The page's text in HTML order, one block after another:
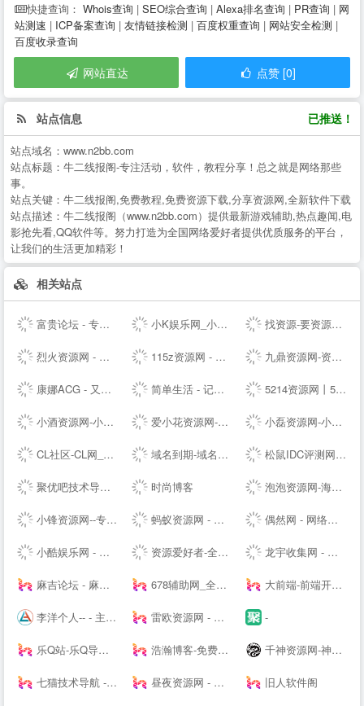
快捷查询： Whois查询 | SEO综合查询 | Alexa排名查询 | PR查询 | 网
站测速 | ICP备案查询 | 友情链接检测 | 百度权重查询 | 网站安全检测 |
百度收录查询
网站直达 点赞 [0]
站点信息 已推送！
站点域名： www.n2bb.com
站点标题： 牛二线报阁-专注活动，软件，教程分享！总之就是网络那些
事。
站点关键： 牛二线报阁,免费教程,免费资源下载,分享资源网,全新软件下载
站点描述： 牛二线报阁（www.n2bb.com）提供最新游戏辅助,热点趣闻,电
影抢先看,QQ软件等。努力打造为全国网络爱好者提供优质服务的平台，
让我们的生活更加精彩！
相关站点
富贵论坛 - 专业的虚拟物品交易论坛，QQ号，YY号，手机号，邮箱，游戏帐号交易 - FGBBS.NET 小K娱乐网_小K网-QQ活动_资源分享-源码基地-网赚项目-安卓绿色软件基地 找资源-要资源就上找资源|专业提供,免费资源,活动资源,源码资源,励志打造全网最好最全的资源大全 -
烈火资源网 - 实用并且丰富的资源大全 115z资源网 - 专注网络资源快速下载 九鼎资源网-资源分享-源码基地-综合优质网络资源收集分享
康娜ACG - 又一个二次元聚集站点 简单生活 - 记录大熊和小婷生活点滴的夫妻-- 5214资源网丨5214辅助网丨5214商铺丨游戏辅助网丨辅助网
小酒资源网-小酒专业分享技术术教程 爱小花资源网-免费分享好资源-小花资源网-应有尽有！ 小磊资源网-小磊技术网_软件库_爱收集分享各种破解软件。
CL社区-CL网_专注于全网-挂机项目-免费项目-赚钱项目-游戏搬砖项目-活动线报-源码基地-副业-活动-软件-教程-致力于全网付费项目揭秘分享 域名到期-域名续费提醒 松鼠IDC评测网-服务器_云服务器_主机_优惠_促销_测评
聚优吧技术导航 - 汇聚国内优质资源技术教程网站 时尚博客 泡泡资源网-海量精品资源持续推送 专业可靠的网络知识服务平台
小锋资源网--专注于优质资源分享,每天更新大量原创技术教程,线报活动,QQ技术、QQ资源、微信资源、宅男福利、网络热门、破解软件等... 蚂蚁资源网 - 免费游戏辅助,软件,活动,技术教程分享平台_小刀娱乐网_我爱辅助网_善恶资源网！ 偶然网 - 网络活动资讯共享平台
小酷娱乐网 - 分享永无止境!娱乐,技术,教程,软件网络资源网 资源爱好者-全网资源一网打尽！ 龙宇收集网 - 龙网专注分享免费龙宇网优质资源并收集网络中各种绿色软件
麻吉论坛 - 麻吉辅助,麻吉资源,我爱资源网,麻吉娱乐网,辅助网,破解软件分享,最全面的免费资源论坛 - www.k7788.cn 678辅助网_全网最大免费软件,资源教程,游戏辅助资源网_单机游戏 大前端-前端开发_主机测评推荐
李洋个人-- - 主题模板制作_企业网站搭建_SEO排名优化等多元化服务的个人--网站（Talklee空间） 雷欧资源网 - 善恶资源网,辅助网,678辅助网,小刀娱乐网,破解软件分享,最全面的免费资源平台! -
乐Q站-乐Q导航网 浩瀚博客-免费教程资源网 千神资源网-神一样的资源分享|游戏交流论坛
七猫技术导航 - 学技术,找资源,从这里开始 昼夜资源网 - 专注活动，软件，教程分享！总之就是网络那些事。 旧人软件阁